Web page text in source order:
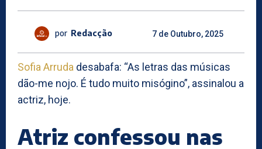
por Redacção 7 de Outubro, 2025
Sofia Arruda desabafa: “As letras das músicas
dão-me nojo. É tudo muito misógino”, assinalou a
actriz, hoje.
Atriz confessou nas